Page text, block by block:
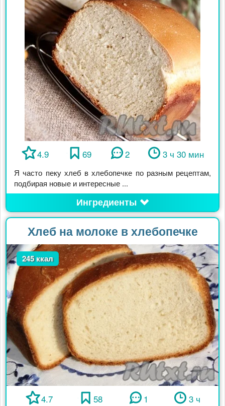
4.9 69 2 3 ч 30 мин
Я часто пеку хлеб в хлебопечке по разным рецептам,
подбирая новые и интересные ...
Ингредиенты
Хлеб на молоке в хлебопечке
245 ккал
4.7 58 1 3 ч